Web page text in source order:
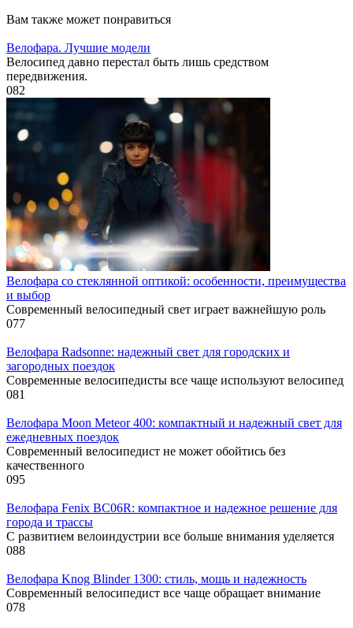
Вам также может понравиться
Велофара. Лучшие модели
Велосипед давно перестал быть лишь средством
передвижения.
082
Велофара со стеклянной оптикой: особенности, преимущества
и выбор
Современный велосипедный свет играет важнейшую роль
077
Велофара Radsonne: надежный свет для городских и
загородных поездок
Современные велосипедисты все чаще используют велосипед
081
Велофара Moon Meteor 400: компактный и надежный свет для
ежедневных поездок
Современный велосипедист не может обойтись без
качественного
095
Велофара Fenix BC06R: компактное и надежное решение для
города и трассы
С развитием велоиндустрии все больше внимания уделяется
088
Велофара Knog Blinder 1300: стиль, мощь и надежность
Современный велосипедист все чаще обращает внимание
078